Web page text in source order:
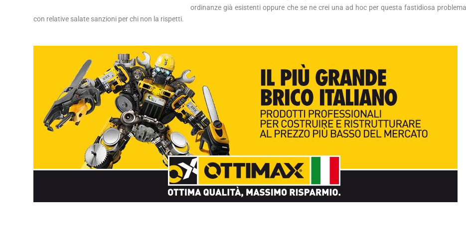
ordinanze già esistenti oppure che se ne crei una ad hoc per questa fastidiosa
con relative salate sanzioni per chi non la rispetti.